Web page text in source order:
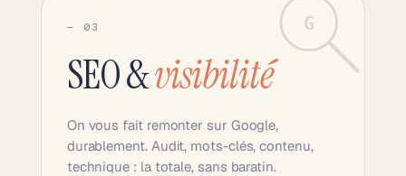
G
— 03
SEO &visibilité
On vous fait remonter sur Google,
durablement. Audit, mots-clés, contenu,
technique : la totale, sans baratin.